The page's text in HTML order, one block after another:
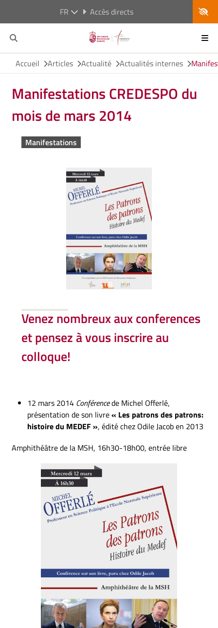
FR Accès directs
Accueil Articles Actualité Actualités internes
Manifestations CREDESPO du
mois de mars 2014
Manifestations
Venez nombreux aux conferences
et pensez à vous inscrire au
colloque!
12 mars 2014 Conférencede Michel Offerlé,
présentation de son livre« Les patrons des patrons:
histoire du MEDEF », édité chez Odile Jacob en 2013
Amphithéâtre de la MSH, 16h30-18h00, entrée libre